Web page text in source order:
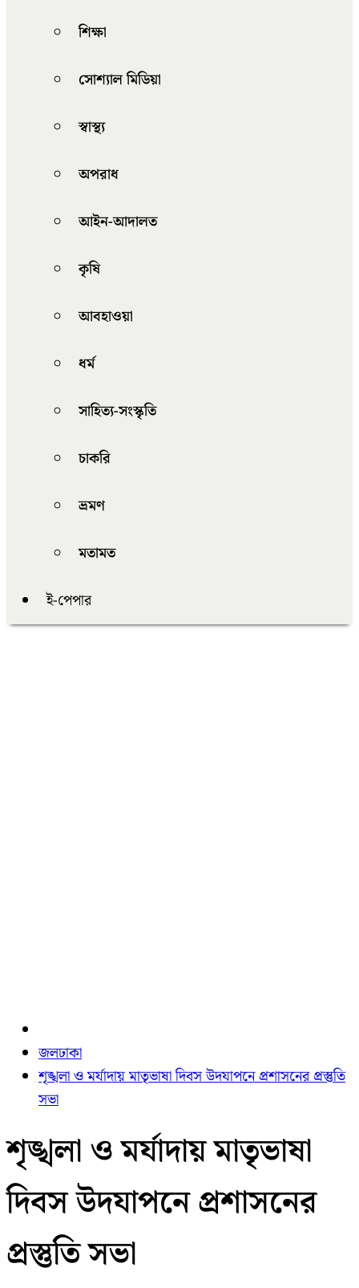
শিক্ষা
সোশ্যাল মিডিয়া
স্বাস্থ্য
অপরাধ
আইন-আদালত
কৃষি
আবহাওয়া
ধর্ম
সাহিত্য-সংস্কৃতি
চাকরি
ভ্রমণ
মতামত
ই-পেপার
জলঢাকা
শৃঙ্খলা ও মর্যাদায় মাতৃভাষা দিবস উদযাপনে প্রশাসনের প্রস্তুতি
সভা
শৃঙ্খলা ও মর্যাদায় মাতৃভাষা
দিবস উদযাপনে প্রশাসনের
প্রস্তুতি সভা